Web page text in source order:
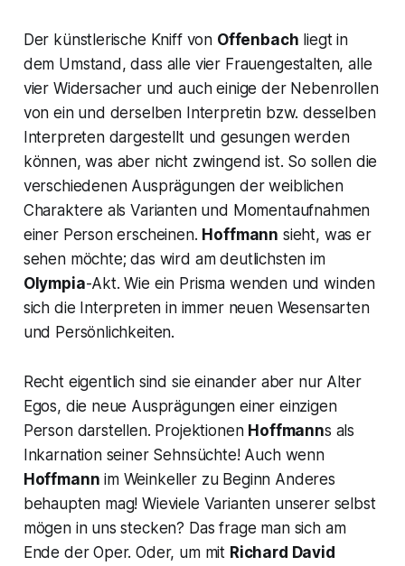
Der künstlerische Kniff von Offenbach liegt in
dem Umstand, dass alle vier Frauengestalten, alle
vier Widersacher und auch einige der Nebenrollen
von ein und derselben Interpretin bzw. desselben
Interpreten dargestellt und gesungen werden
können, was aber nicht zwingend ist. So sollen die
verschiedenen Ausprägungen der weiblichen
Charaktere als Varianten und Momentaufnahmen
einer Person erscheinen. Hoffmann sieht, was er
sehen möchte; das wird am deutlichsten im
Olympia-Akt. Wie ein Prisma wenden und winden
sich die Interpreten in immer neuen Wesensarten
und Persönlichkeiten.
Recht eigentlich sind sie einander aber nur Alter
Egos, die neue Ausprägungen einer einzigen
Person darstellen. Projektionen Hoffmanns als
Inkarnation seiner Sehnsüchte! Auch wenn
Hoffmann im Weinkeller zu Beginn Anderes
behaupten mag! Wieviele Varianten unserer selbst
mögen in uns stecken? Das frage man sich am
Ende der Oper. Oder, um mit Richard David